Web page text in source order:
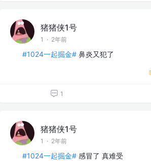
猪猪侠1号
1 · 2年前
#1024一起掘金# 鼻炎又犯了
1
猪猪侠1号
1 · 2年前
#1024一起掘金# 感冒了 真难受